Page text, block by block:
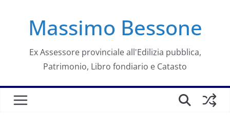
contenutoMassimo Bessone
Ex Assessore provinciale all'Edilizia pubblica,
Patrimonio, Libro fondiario e Catasto